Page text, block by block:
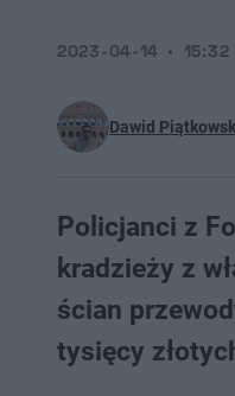
Dawid
2023-04-14 15:32
Policjanci z
kradzieży z
ścian
tysięcy